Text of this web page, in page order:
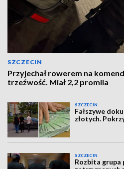
SZCZECIN
Przyjechał rowerem na
trzeźwość. Miał 2,2 promila
SZCZECIN
Fałszywe
złotych.
SZCZECIN
Rozbita grupa